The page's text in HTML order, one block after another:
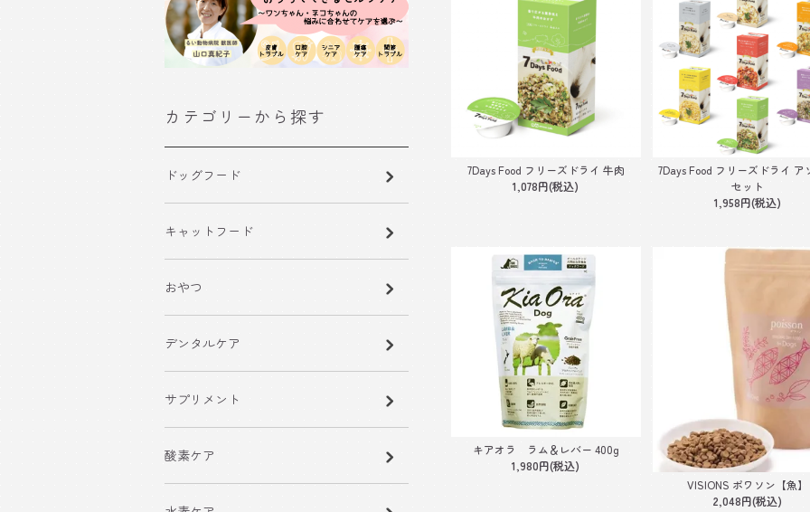
7Days Food フリーズドライ 牛肉
1,078円(税込)
7Days Food フリーズドライ ア
セット
1,958円(税込)
キアオラ ラム＆レバー 400g
1,980円(税込)
VISIONS ポワソン【魚】
2,048円(税込)
カテゴリーから探す
ドッグフード
キャットフード
おやつ
デンタルケア
サプリメント
酸素ケア